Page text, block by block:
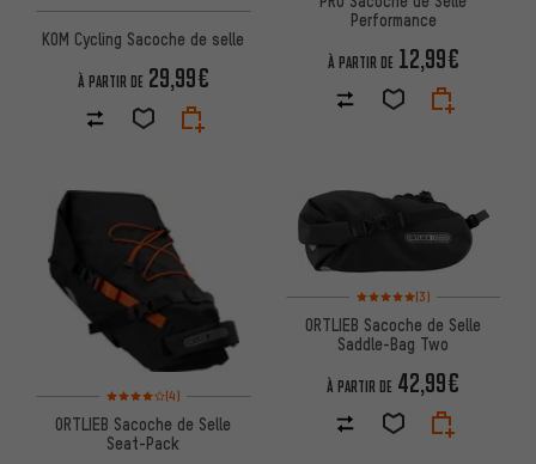
KOM Cycling Sacoche de selle
À PARTIR DE 29,99€
Performance
À PARTIR DE 12,99€
Note moyenne : 4 sur 5 d'après 4 avis
(4)
ORTLIEB Sacoche de Selle
Seat-Pack
Note moyenne : 5 sur 5
(3)
ORTLIEB Sacoche de Selle
Saddle-Bag Two
À PARTIR DE 42,99€